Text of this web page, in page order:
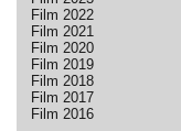
Film 2022
Film 2021
Film 2020
Film 2019
Film 2018
Film 2017
Film 2016